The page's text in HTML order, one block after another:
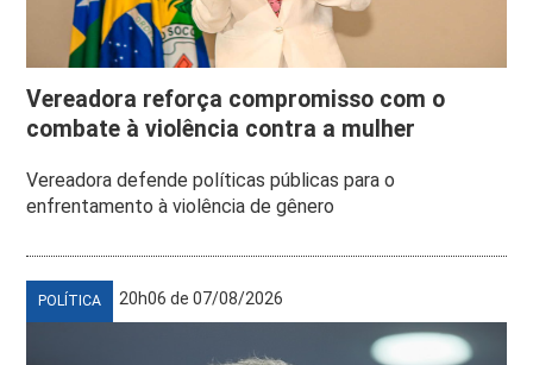
Vereadora reforça compromisso com o
combate à violência contra a mulher
Vereadora defende políticas públicas para o
enfrentamento à violência de gênero
POLÍTICA 20h06 de 07/08/2026